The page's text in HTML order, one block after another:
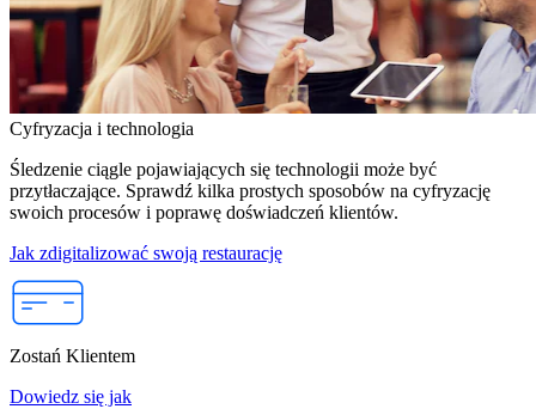
Cyfryzacja i technologia
Śledzenie ciągle pojawiających się technologii może być
przytłaczające. Sprawdź kilka prostych sposobów na cyfryzację
swoich procesów i poprawę doświadczeń klientów.
Jak zdigitalizować swoją restaurację
Zostań Klientem
Dowiedz się jak